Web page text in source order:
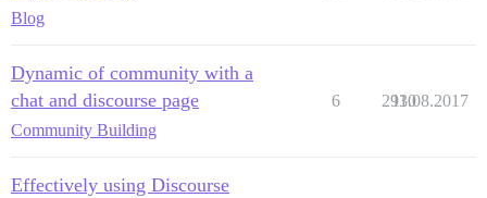
Blog
Dynamic of community with a
chat and discourse page
Community Building
6 2930
11.08.2017
Effectively using Discourse